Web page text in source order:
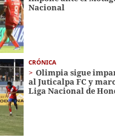
Nacional
CRÓNICA
Olimpia sigue
al Juticalpa FC y
Liga Nacional de